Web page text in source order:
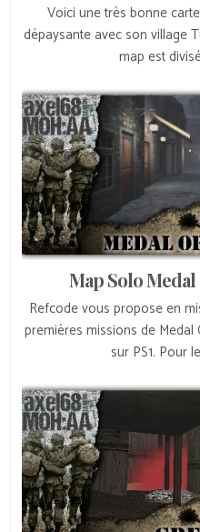
Voici une très bonne
dépaysante avec son village
map est
Map Solo
Refcode vous propose en
premières missions de
sur PS1. Pour